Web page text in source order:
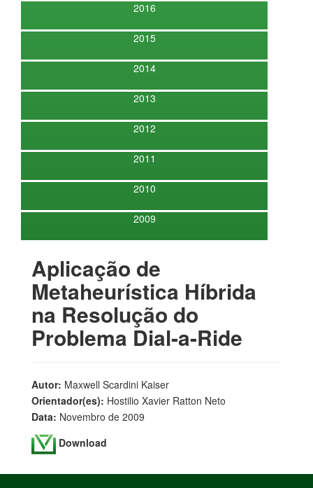
2016
2015
2014
2013
2012
2011
2010
2009
Aplicação de
Metaheurística Híbrida
na Resolução do
Problema Dial-a-Ride
Autor: Maxwell Scardini Kaiser
Orientador(es): Hostilio Xavier Ratton Neto
Data: Novembro de 2009
Download